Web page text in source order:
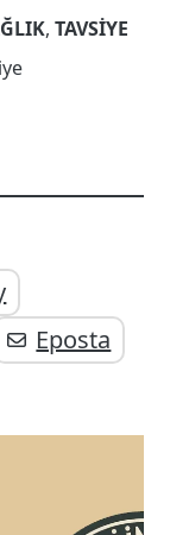
,TAVSIYE
Eposta